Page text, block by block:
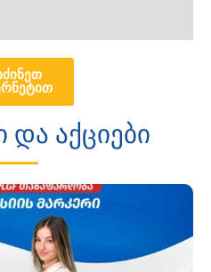
და
და აქციები